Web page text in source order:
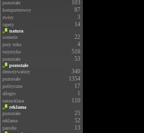
pozostałe
103
komputerowcy 87
zwisy 3
tapety 14
natura
scenerie
22
pory roku 4
turystyka 516
pozostałe 53
pozostałe
demotywatory
340
pozostałe 1354
polityczne 17
allegro 1
nasza-klasa 110
reklama
pozostałe
25
reklama 52
parodie 13